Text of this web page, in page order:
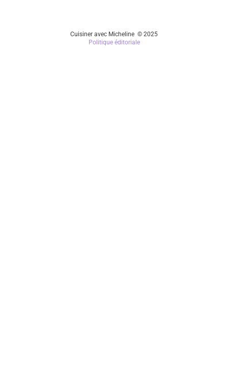
Cuisiner avec Micheline © 2025
Politique éditoriale